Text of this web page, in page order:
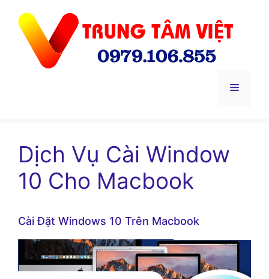
Menu
Dịch Vụ Cài Window
10 Cho Macbook
Cài Đặt Windows 10 Trên Macbook